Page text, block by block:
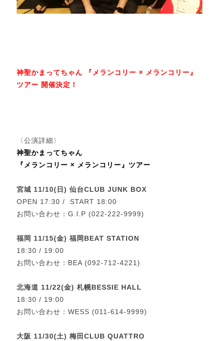
神聖かまってちゃん 『メランコリー × メランコリー』
ツアー 開催決定！
〈公演詳細〉
神聖かまってちゃん
『メランコリー × メランコリー』ツアー
宮城 11/10(日) 仙台CLUB JUNK BOX
OPEN 17:30 / START 18:00
お問い合わせ：G.I.P (022-222-9999)
福岡 11/15(金) 福岡BEAT STATION
18:30 / 19:00
お問い合わせ：BEA (092-712-4221)
北海道 11/22(金) 札幌BESSIE HALL
18:30 / 19:00
お問い合わせ：WESS (011-614-9999)
大阪 11/30(土) 梅田CLUB QUATTRO